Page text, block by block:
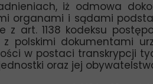
iż odmowa
organami i sądami
art. 1138 kodeksu
polskimi dokumentami
w postaci transkrypcji
oraz jej